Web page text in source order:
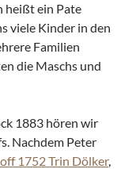
heißt ein Pate
viele Kinder in den
Familien
die Maschs und
1883 hören wir
Nachdem Peter
1752 Trin Dölker,